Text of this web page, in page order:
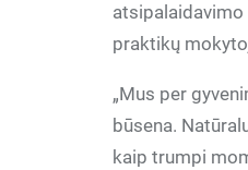
praktikų
„Mus per
būsena.
kaip trumpi